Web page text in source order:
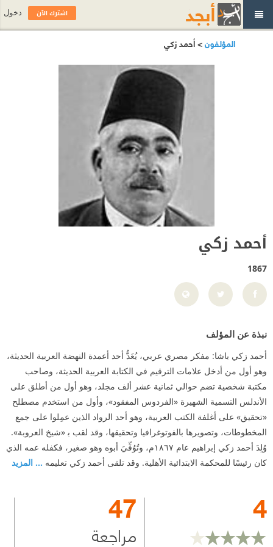
المؤلفون> أحمد زكي
أحمد زكي
1867
نبذة عن المؤلف
أحمد زكي باشا: مفكر مصري عربي، يُعَدُّ أحد أعمدة النهضة العربية الحديثة،
وهو أول من أدخل علامات الترقيم في الكتابة العربية الحديثة، وصاحب
مكتبة شخصية تضم حوالي ثمانية عشر ألف مجلد، وهو أول من أطلق على
الأندلس التسمية الشهيرة «الفردوس المفقود»، وأول من استخدم مصطلح
«تحقيق» على أغلفة الكتب العربية، وهو أحد الرواد الذين عمِلوا على جمع
المخطوطات، وتصويرها بالفوتوغرافيا وتحقيقها، وقد لقب ﺑ «شيخ العروبة».
وُلِدَ أحمد زكي إبراهيم عام ١٨٦٧م، وتُوُفِّيَ أبوه وهو صغير، فكفله عمه الذي
كان رئيسًا للمحكمة الابتدائية الأهلية. وقد تلقى أحمد زكي تعليمه ... المزيد
4
47
مراجعة
اشترك الآن دخول